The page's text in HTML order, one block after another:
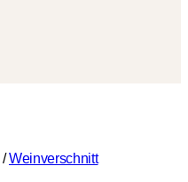
/ Weinverschnitt